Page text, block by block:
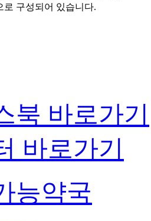
로 구성되어 있습니다.
북 바로가기
바로가기
능약국